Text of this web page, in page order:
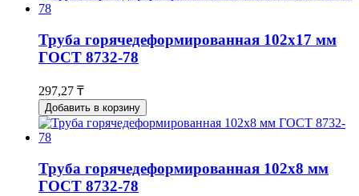
Труба горячедеформированная 102х17 мм
ГОСТ 8732-78
297,27 ₸
Добавить в корзину
Труба горячедеформированная 102х8 мм
ГОСТ 8732-78